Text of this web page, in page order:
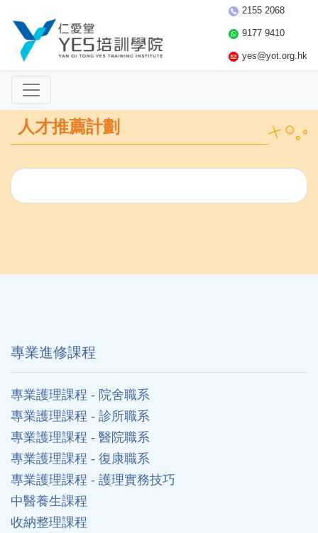
2155 2068
9177 9410
yes@yot.org.hk
人才推薦計劃
專業進修課程
專業護理課程 - 院舍職系
專業護理課程 - 診所職系
專業護理課程 - 醫院職系
專業護理課程 - 復康職系
專業護理課程 - 護理實務技巧
中醫養生課程
收納整理課程